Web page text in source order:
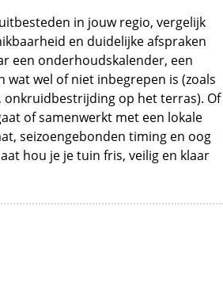
in jouw regio, vergelijk
en duidelijke afspraken
een onderhoudskalender, een
wat wel of niet inbegrepen is (zoals
onkruidbestrijding op het terras). Of
of samenwerkt met een lokale
seizoengebonden timing en oog
hou je je tuin fris, veilig en klaar